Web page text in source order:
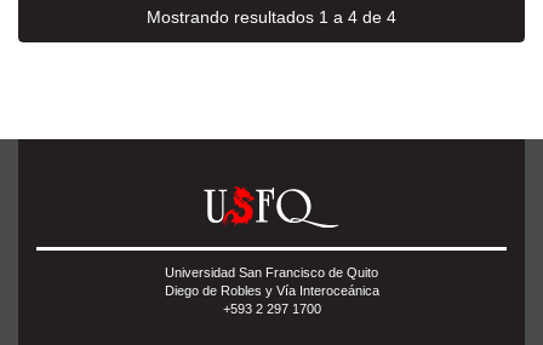
Mostrando resultados 1 a 4 de 4
Universidad San Francisco de Quito
Diego de Robles y Vía Interoceánica
+593 2 297 1700